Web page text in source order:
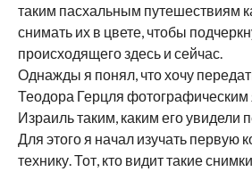
таким пасхальным путешествиям
снимать их в цвете, чтобы
происходящего здесь и сейчас.
Однажды я понял, что хочу
Теодора Герцля фотографическим
Израиль таким, каким его увидели
Для этого я начал изучать первую
технику. Тот, кто видит такие